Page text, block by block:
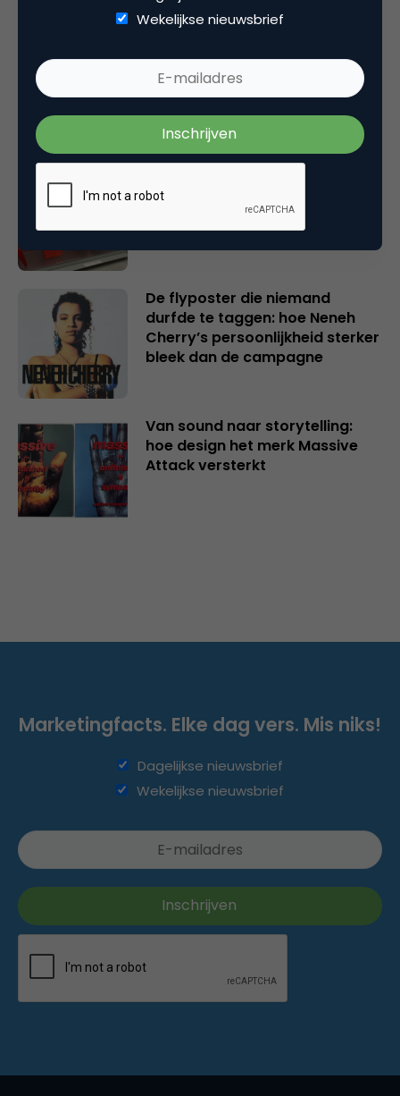
populairste tools voor
marketeers
Van kunstnijverheid tot
industrieel design: de rol van
marketing in een creatieve
wording
De flyposter die niemand
durfde te taggen: hoe Neneh
Cherry’s persoonlijkheid sterker
bleek dan de campagne
Van sound naar storytelling:
hoe design het merk Massive
Attack versterkt
Wekelijkse nieuwsbrief
Marketingfacts. Elke dag vers. Mis niks!
Dagelijkse nieuwsbrief
Wekelijkse nieuwsbrief